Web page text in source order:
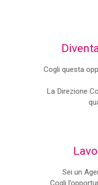
Cogli questa
La Direzione
Sei un
Cogli